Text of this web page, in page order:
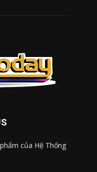
của Hệ Thống